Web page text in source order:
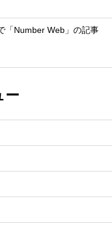
「Number Web」の記事
ー